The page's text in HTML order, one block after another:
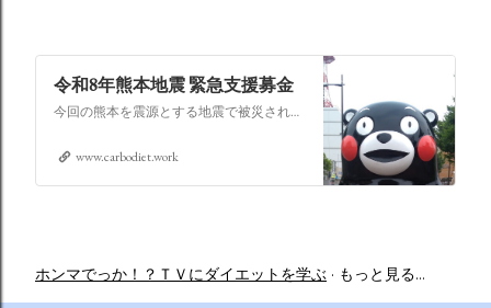
令和8年熊本地震 緊急支援募金
今回の熊本を震源とする地震で被災された皆さままだまだ余震も続き大変な時間を過ごされていると思います。心よりお見舞い申し上げます
www.carbodiet.work
ホンマでっか！？ＴＶにダイエットを学ぶ もっと見る…